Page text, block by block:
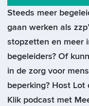
Steeds meer
gaan werken als
stopzetten en meer
begeleiders? Of
in de zorg voor
beperking? Host
Klik podcast met